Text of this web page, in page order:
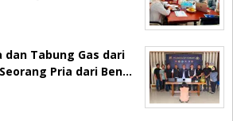
dan Tabung Gas dari
Pria dari Ben…